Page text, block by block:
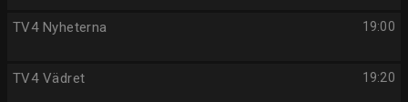
19:00
TV4 Nyheterna
19:20
TV4 Vädret